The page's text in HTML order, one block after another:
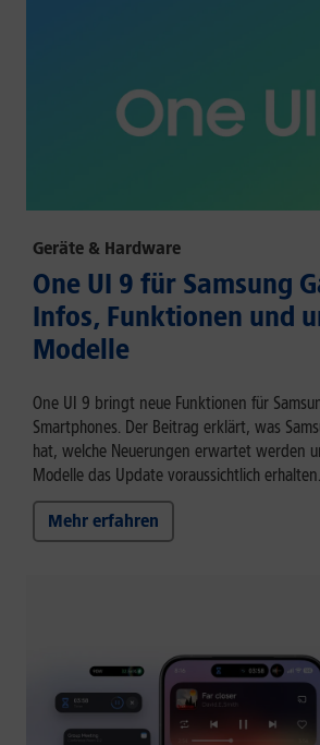
Geräte & Hardware
One UI 9 für Samsung
Infos, Funktionen und
Modelle
One UI 9 bringt neue Funktionen für
Smartphones. Der Beitrag erklärt, was
hat, welche Neuerungen erwartet werden
Modelle das Update voraussichtlich erhalten.
Mehr erfahren